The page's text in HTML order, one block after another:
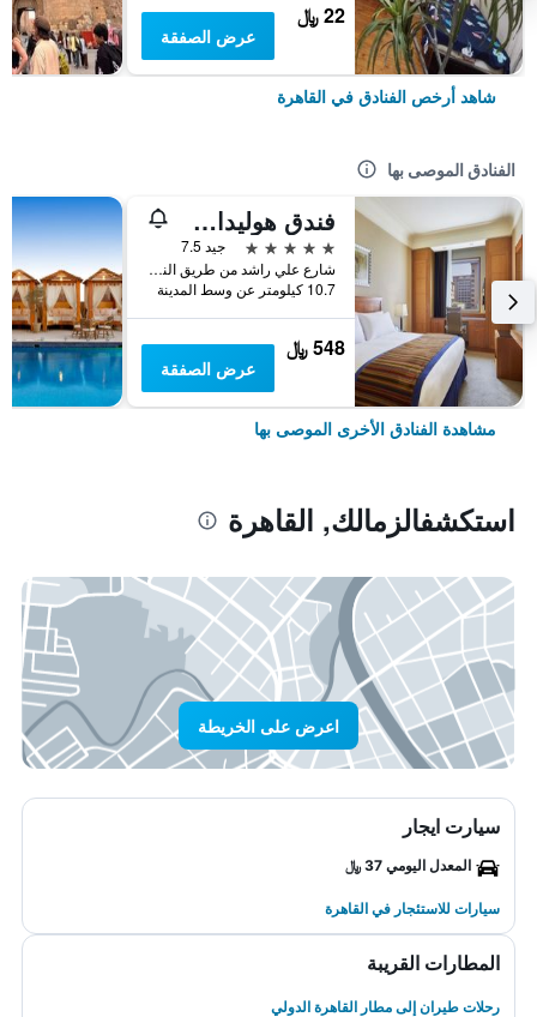
22 ﷼
عرض الصفقة
شاهد أرخص الفنادق في القاهرة
الفنادق الموصى بها
فندق هوليداي إن سيتي ستارز، أحد الفنادق من مجموعة فنادق إنتركونتيننتال
5 نجوم
جيد 7.5
شارع علي راشد من طريق النصر, القاهرة, مصر
10.7 كيلومتر عن وسط المدينة
548 ﷼
عرض الصفقة
مشاهدة الفنادق الأخرى الموصى بها
استكشفالزمالك, القاهرة
اعرض على الخريطة
سيارت ايجار
المعدل اليومي 37 ﷼
سيارات للاستئجار في القاهرة
المطارات القريبة
رحلات طيران إلى مطار القاهرة الدولي